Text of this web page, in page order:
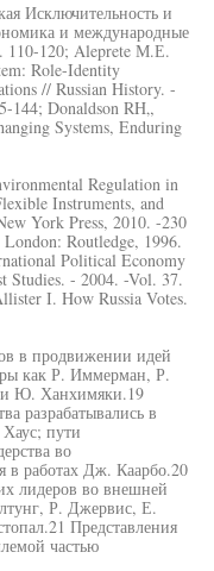
Исключительность и
и международные
110-120; Aleprete М.Е.
Role-Identity
// Russian History. -
144; Donaldson RH„
Systems, Enduring
Regulation in
Instruments, and
York Press, 2010. -230
Routledge, 1996.
Political Economy
Studies. - 2004. -Vol. 37.
I. How Russia Votes.
в продвижении идей
как Р. Иммерман, Р.
Ю. Ханхимяки.19
разрабатывались в
пути
во
в работах Дж. Каарбо.20
лидеров во внешней
Р. Джервис, Е.
Представления
частью